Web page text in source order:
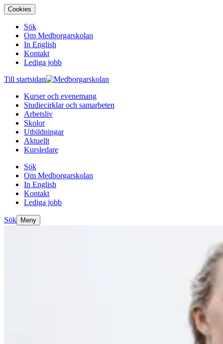
Cookies
Sök
Om Medborgarskolan
In English
Kontakt
Lediga jobb
Till startsidan
Kurser och evenemang
Studiecirklar och samarbeten
Arbetsliv
Skolor
Utbildningar
Aktuellt
Kursledare
Sök
Om Medborgarskolan
In English
Kontakt
Lediga jobb
Sök Meny